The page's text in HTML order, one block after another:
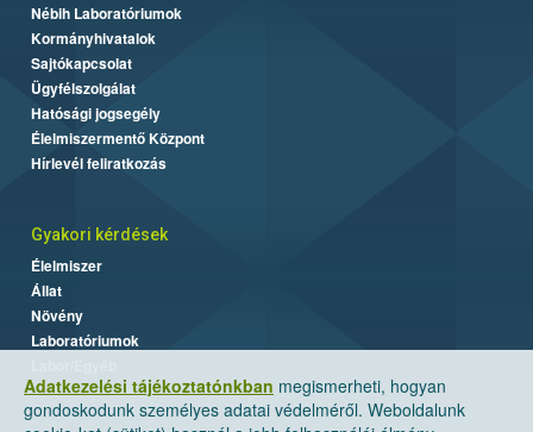
Adatkezelési tájékoztatónkban megismerheti, hogyan
gondoskodunk személyes adatai védelméről. Weboldalunk
Nébih Laboratóriumok
Kormányhivatalok
Sajtókapcsolat
Ügyfélszolgálat
Hatósági jogsegély
Élelmiszermentő Központ
Hírlevél feliratkozás
Gyakori kérdések
Élelmiszer
Állat
Növény
Laboratóriumok